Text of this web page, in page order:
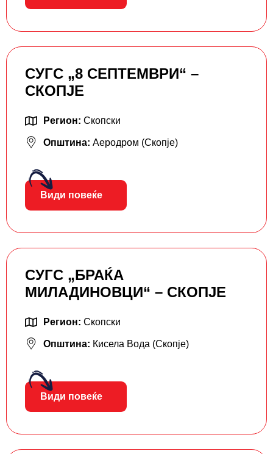
СУГС „8 СЕПТЕМВРИ“ –
СКОПЈЕ
Регион: Скопски
Општина: Аеродром (Скопје)
Види повеќе
СУГС „БРАЌА
МИЛАДИНОВЦИ“ – СКОПЈЕ
Регион: Скопски
Општина: Кисела Вода (Скопје)
Види повеќе